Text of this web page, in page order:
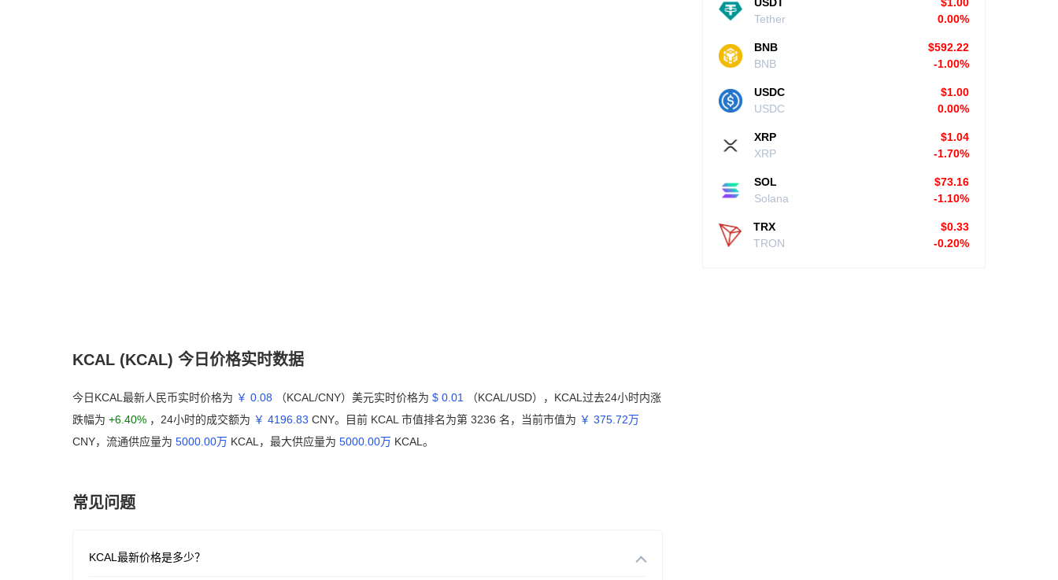
KCAL (KCAL) 今日价格实时数据
今日KCAL最新人民币实时价格为 ￥ 0.08 （KCAL/CNY）美元实时价格为 $ 0.01
（KCAL/USD），KCAL过去24小时内涨
跌幅为 +6.40% ，24小时的成交额为 ￥ 4196.83 CNY。目前 KCAL 市值排名为第 3236 名，当前市值为 ￥ 375.72万
CNY，流通供应量为 5000.00万 KCAL，最大供应量为 5000.00万 KCAL。
常见问题
KCAL最新价格是多少？
Tether
0.00%
BNB
BNB
$592.22
-1.00%
USDC
USDC
$1.00
0.00%
XRP
XRP
$1.04
-1.70%
SOL
Solana
$73.16
-1.10%
TRX
TRON
$0.33
-0.20%